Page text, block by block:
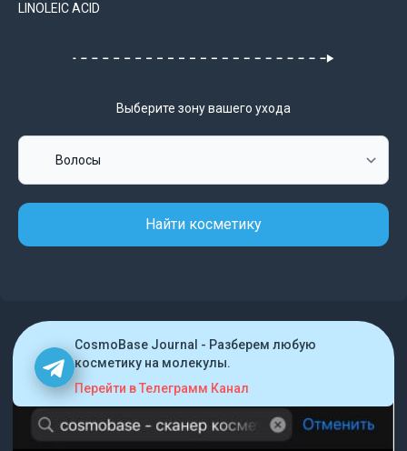
LINOLEIC ACID
Выберите зону вашего ухода
Найти косметику
CosmoBase Journal - Разберем любую
косметику на молекулы.
Перейти в Телеграмм Канал